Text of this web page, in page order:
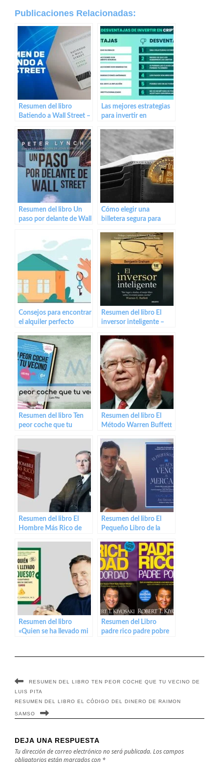
Publicaciones Relacionadas:
Resumen del libro
Batiendo a Wall Street –
Las mejores estrategias
para invertir en
manera segura y
rentable
Resumen del libro Un
paso por delante de Wall
Cómo elegir una
billetera segura para
criptomonedas
Consejos para encontrar
el alquiler perfecto
Resumen del libro El
inversor inteligente –
Resumen del libro Ten
peor coche que tu
Resumen del libro El
Método Warren Buffett
Resumen del libro El
Hombre Más Rico de
Clason
Resumen del libro El
Pequeño Libro de la
Joel Greenblatt
Resumen del libro
«Quien se ha llevado mi
Resumen del Libro
padre rico padre pobre
RESUMEN DEL LIBRO TEN PEOR COCHE QUE TU VECINO DE
LUIS PITA
RESUMEN DEL LIBRO EL CÓDIGO DEL DINERO DE RAIMON
SAMSO
DEJA UNA RESPUESTA
Tu dirección de correo electrónico no será publicada. Los campos
obligatorios están marcados con *